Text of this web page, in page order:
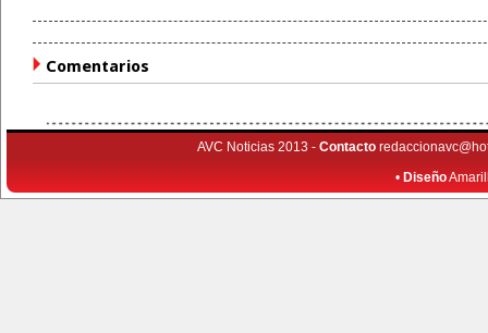
Comentarios
AVC Noticias 2013 - Contacto
• Diseño